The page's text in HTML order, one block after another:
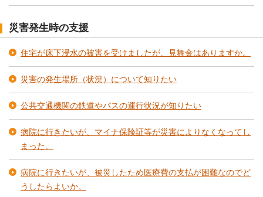
災害発生時の支援
住宅が床下浸水の被害を受けましたが、見舞金はありますか。
災害の発生場所（状況）について知りたい
公共交通機関の鉄道やバスの運行状況が知りたい
病院に行きたいが、マイナ保険証等が災害によりなくなってし
まった。
病院に行きたいが、被災したため医療費の支払が困難なのでど
うしたらよいか。